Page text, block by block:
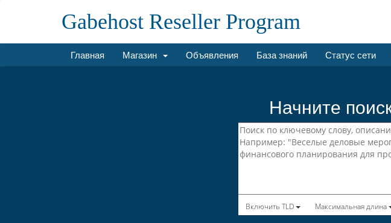
Gabehost Reseller Program
Главная Магазин Объявления База знаний Статус сети
Начните
Включить TLD Максимальная длина